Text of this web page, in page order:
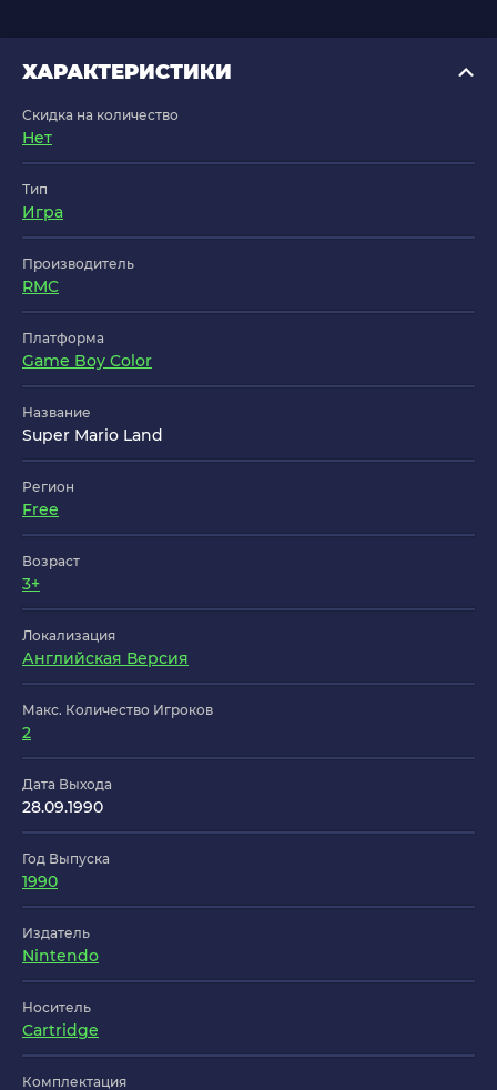
ХАРАКТЕРИСТИКИ
Скидка на количество
Нет
Тип
Игра
Производитель
RMC
Платформа
Game Boy Color
Название
Super Mario Land
Регион
Free
Возраст
3+
Локализация
Английская Версия
Макс. Количество Игроков
2
Дата Выхода
28.09.1990
Год Выпуска
1990
Издатель
Nintendo
Носитель
Cartridge
Комплектация